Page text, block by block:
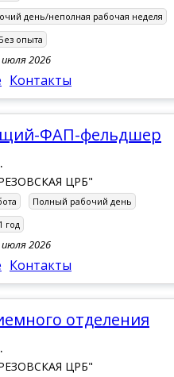
день/неполная рабочая неделя
Без опыта
2026
Контакты
ФАП-фельдшер
ЦРБ"
Полный рабочий день
1 год
2026
Контакты
отделения
ЦРБ"